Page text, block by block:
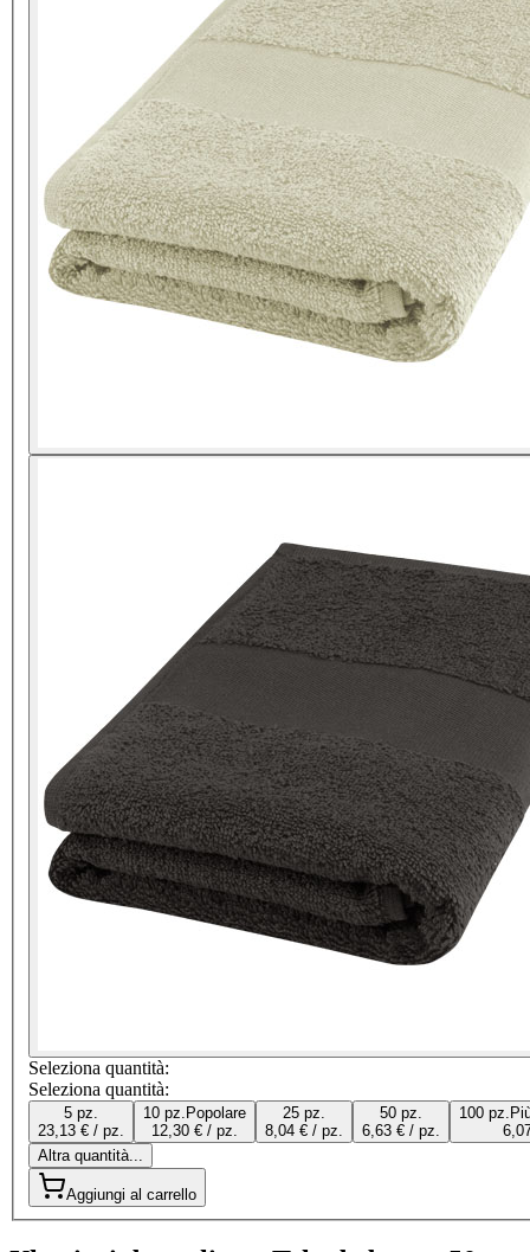
Seleziona quantità:
Seleziona quantità:
5 pz.
23,13 € / pz.
10 pz. Popolare
12,30 € / pz.
25 pz.
8,04 € / pz.
50 pz.
6,63 € / pz.
100 pz.
Altra quantità...
Aggiungi al carrello